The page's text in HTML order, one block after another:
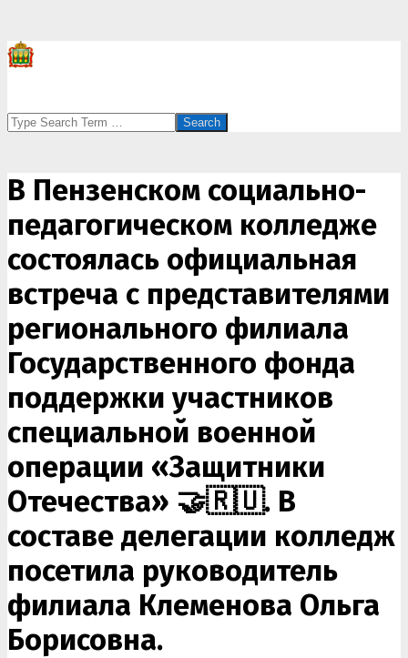
Search
В Пензенском социально-
педагогическом колледже
состоялась официальная
встреча с представителями
регионального филиала
Государственного фонда
поддержки участников
специальной военной
операции «Защитники
Отечества» 🤝🇷🇺. В
составе делегации колледж
посетила руководитель
филиала Клеменова Ольга
Борисовна.